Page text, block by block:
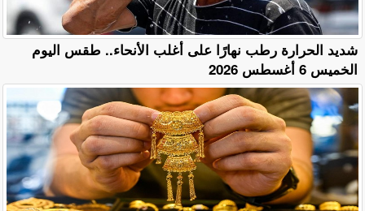
​شديد الحرارة رطب نهارًا على أغلب الأنحاء.. طقس اليوم
الخميس 6 أغسطس 2026